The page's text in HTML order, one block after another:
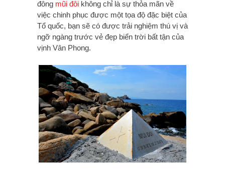
đông mũi đôi không chỉ là sự thỏa mãn về
việc chinh phục được một tọa độ đặc biệt của
Tổ quốc, bạn sẽ có được trải nghiệm thú vị và
ngỡ ngàng trước vẻ đẹp biển trời bất tận của
vịnh Vân Phong.